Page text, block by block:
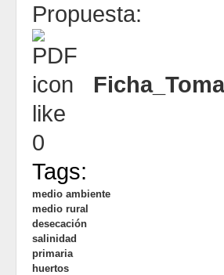
Propuesta:
like
0
Tags:
medio ambiente
medio rural
desecación
salinidad
primaria
huertos